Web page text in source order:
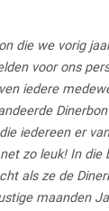
die we vorig
voor ons
iedere
iedereen er
zo leuk! In die
als ze de
maanden